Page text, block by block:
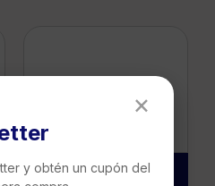
×
y obtén un cupón del
CIRCUITO DE VENTILACIÓN